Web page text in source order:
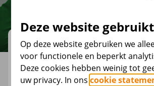
Academy
Dé plek om te leren over uw
Deze website
Op deze website gebruiken we
voor functionele en beperkt
Deze cookies hebben weinig tot
uw privacy. In onscookie